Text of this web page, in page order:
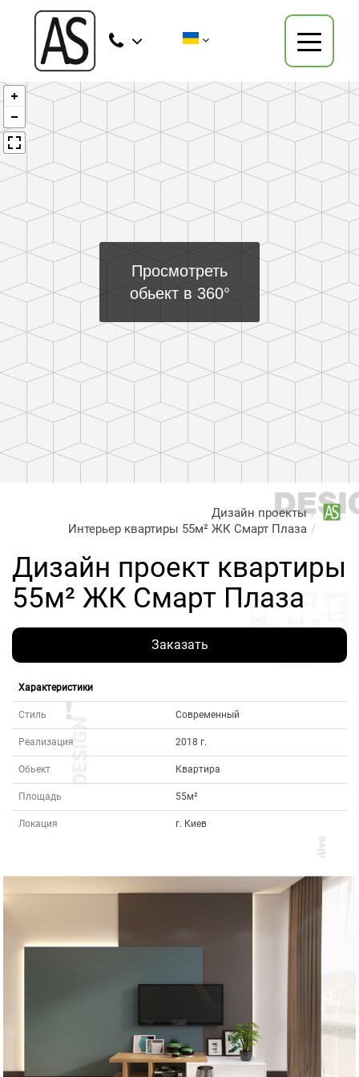
Дизайн проекты
Интерьер квартиры 55м² ЖК Смарт Плаза
Дизайн проект квартиры
55м² ЖК Смарт Плаза
Заказать
Характеристики
Стиль Современный
Реализация 2018 г.
Обьект Квартира
Площадь 55м²
Локация г. Киев